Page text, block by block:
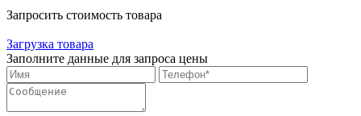
Запросить стоимость товара
Загрузка товара
Заполните данные для запроса цены